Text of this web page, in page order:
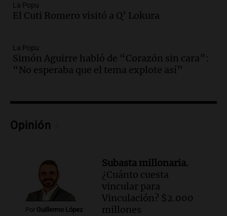
Audio.El cardenal Ángel Rossi advirtió
Santa Misa
Episodios
Audio.La Bulaya se prepara para el cierre
participación de miles de visitantes
Episodios
fenómeno del Niño
Panorama Federal
Episodios
Audio.
Una mujer de 40 años muere en
un accidente en la Ruta 321 cerca de
La Popu
El Cuti Romero visitó a Q’ Lokura
La Popu
Simón Aguirre habló de “Corazón sin cara”:
“No esperaba que el tema explote así”
Opinión
Por Guillermo López
Subasta millonaria.
¿Cuánto cuesta
vincular para
Vinculación? $2.000
millones